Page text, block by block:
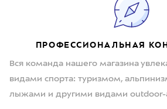
ПРОФЕССИОНАЛЬНАЯ
Вся команда нашего магазина
видами спорта: туризмом,
лыжами и другими видами outdoor-